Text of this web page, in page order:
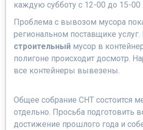
каждую субботу с 12-00 до 15-
Проблема с вывозом мусора
региональном поставщике
строительный мусор в
полигоне происходит досмотр.
все контейнеры вывезены.
Общее собрание СНТ состоится
отдельно. Просьба подготовить
достижение прошлого года и